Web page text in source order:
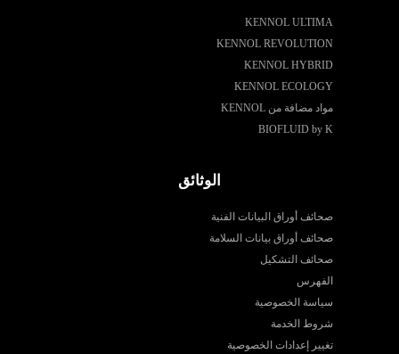
KENNOL ULTIMA
KENNOL REVOLUTION
KENNOL HYBRID
KENNOL ECOLOGY
مواد مضافة من KENNOL
BIOFLUID by K
الوثائق
صحائف أوراق البيانات الفنية
صحائف أوراق بيانات السلامة
صحائف التشكيل
الفهرس
سياسة الخصوصية
شروط الخدمة
تغيير إعدادات الخصوصية